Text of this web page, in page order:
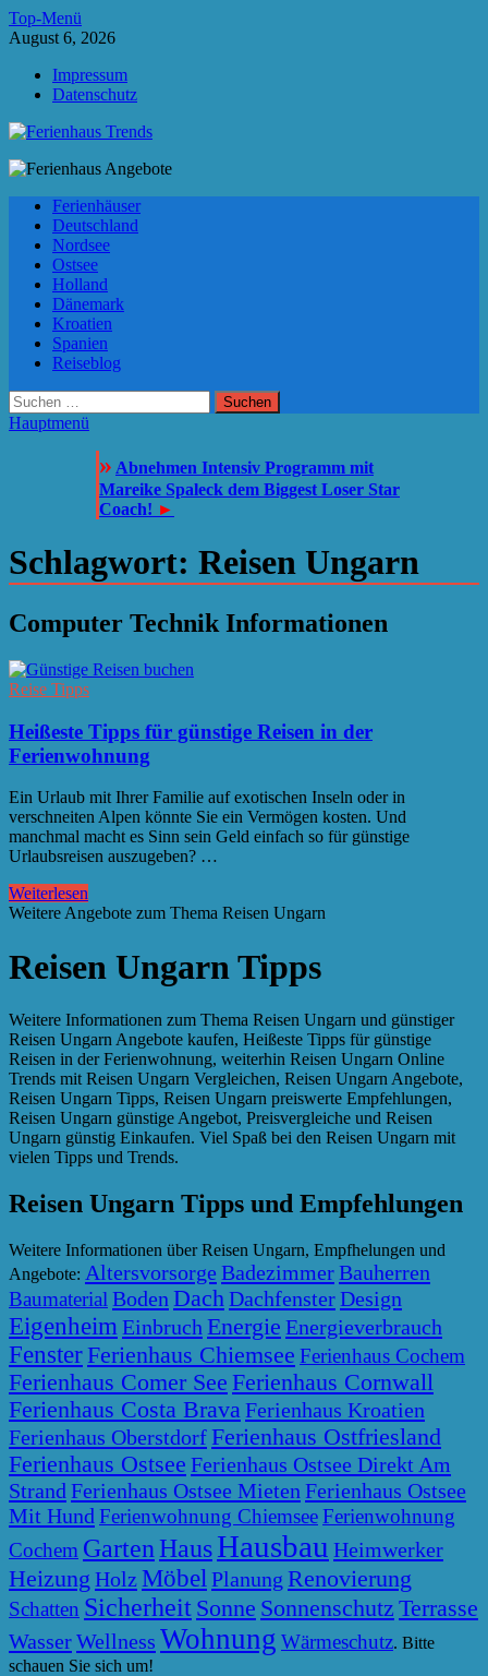
Zum
Inhalt
Top-Menü
August 6, 2026
Impressum
Datenschutz
Ferienhaus Trends
Ferienhäuser
Deutschland
Nordsee
Ostsee
Holland
Dänemark
Kroatien
Spanien
Reiseblog
Suchen
nach:
Hauptmenü
» Abnehmen Intensiv Programm mit
Mareike Spaleck dem Biggest Loser Star
Coach! ►
Schlagwort: Reisen Ungarn
Computer Technik Informationen
Reise Tipps
Heißeste Tipps für günstige Reisen in der
Ferienwohnung
Ein Urlaub mit Ihrer Familie auf exotischen Inseln oder in
verschneiten Alpen könnte Sie ein Vermögen kosten. Und
manchmal macht es Sinn sein Geld einfach so für günstige
Urlaubsreisen auszugeben? …
Weiterlesen
Weitere Angebote zum Thema Reisen Ungarn
Reisen Ungarn Tipps
Weitere Informationen zum Thema Reisen Ungarn und günstiger
Reisen Ungarn Angebote kaufen, Heißeste Tipps für günstige
Reisen in der Ferienwohnung, weiterhin Reisen Ungarn Online
Trends mit Reisen Ungarn Vergleichen, Reisen Ungarn Angebote,
Reisen Ungarn Tipps, Reisen Ungarn preiswerte Empfehlungen,
Reisen Ungarn günstige Angebot, Preisvergleiche und Reisen
Ungarn günstig Einkaufen. Viel Spaß bei den Reisen Ungarn mit
vielen Tipps und Trends.
Reisen Ungarn Tipps und Empfehlungen
Weitere Informationen über Reisen Ungarn, Empfhelungen und
Angebote: Altersvorsorge BadezimmerBauherren
Baumaterial Boden DachDachfensterDesign
Eigenheim Einbruch Energie Energieverbrauch
FensterFerienhaus Chiemsee Ferienhaus Cochem
Ferienhaus Comer See Ferienhaus Cornwall
Ferienhaus Costa BravaFerienhaus Kroatien
Ferienhaus OberstdorfFerienhaus Ostfriesland
Ferienhaus Ostsee Ferienhaus Ostsee Direkt Am
Strand Ferienhaus Ostsee Mieten Ferienhaus Ostsee
Mit Hund Ferienwohnung ChiemseeFerienwohnung
Cochem GartenHausHausbau Heimwerker
Heizung HolzMöbel Planung Renovierung
Schatten Sicherheit Sonne Sonnenschutz Terrasse
WasserWellness Wohnung Wärmeschutz. Bitte
schauen Sie sich um!